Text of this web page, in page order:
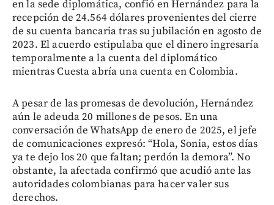
en la sede diplomática, confió en Hernández para la
recepción de 24.564 dólares provenientes del cierre
de su cuenta bancaria tras su jubilación en agosto de
2023. El acuerdo estipulaba que el dinero ingresaría
temporalmente a la cuenta del diplomático
mientras Cuesta abría una cuenta en Colombia.
A pesar de las promesas de devolución, Hernández
aún le adeuda 20 millones de pesos. En una
conversación de WhatsApp de enero de 2025, el jefe
de comunicaciones expresó: “Hola, Sonia, estos días
ya te dejo los 20 que faltan; perdón la demora”. No
obstante, la afectada confirmó que acudió ante las
autoridades colombianas para hacer valer sus
derechos.